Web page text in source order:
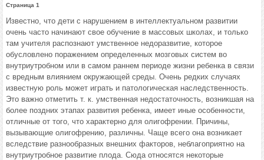
Страница 1
Известно, что дети с нарушением в интеллектуальном развитии
очень часто начинают свое обучение в массовых школах, и только
там учителя распознают умственное недоразвитие, которое
обусловлено поражением определенных мозговых систем во
внутриутробном или в самом раннем периоде жизни ребенка в связи
с вредным влиянием окружающей среды. Очень редких случаях
известную роль может играть и патологическая наследственность.
Это важно отметить т. к. умственная недостаточность, возникшая на
более поздних этапах развития ребенка, имеет иные особенности,
отличные от того, что характерно для олигофрении. Причины,
вызывающие олигофрению, различны. Чаще всего она возникает
вследствие разнообразных внешних факторов, неблагоприятно на
внутриутробное развитие плода. Сюда относятся некоторые